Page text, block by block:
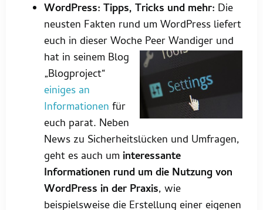
WordPress: Tipps, Tricks und mehr: Die
neusten Fakten rund um WordPress liefert
euch in dieser Woche Peer Wandiger und
hat in seinem Blog
„Blogproject“
einiges an
Informationen für
euch parat. Neben
News zu Sicherheitslücken und Umfragen,
geht es auch um interessante
Informationen rund um die Nutzung von
WordPress in der Praxis, wie
beispielsweise die Erstellung einer eigenen